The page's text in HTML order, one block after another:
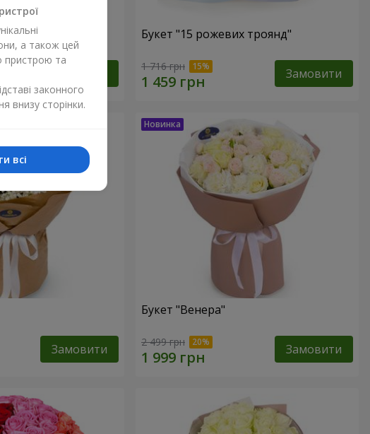
троянд Букет "15 рожевих троянд"
1 716 грн Замовити
Замовити
Букет "Венера"
2 499 грн Замовити
а також цей
пристрою та
законного
внизу сторінки.
всі